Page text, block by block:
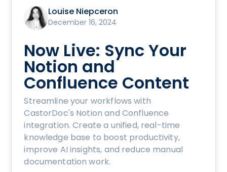
Louise Niepceron
December 16, 2024
Now Live: Sync Your
Notion and
Confluence Content
Streamline your workflows with
CastorDoc's Notion and Confluence
integration. Create a unified, real-time
knowledge base to boost productivity,
improve AI insights, and reduce manual
documentation work.